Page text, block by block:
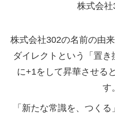
株式会
株式会社302の名前の由
ダイレクトという「置
に+1をして昇華させる
す。
「新たな常識を、つく